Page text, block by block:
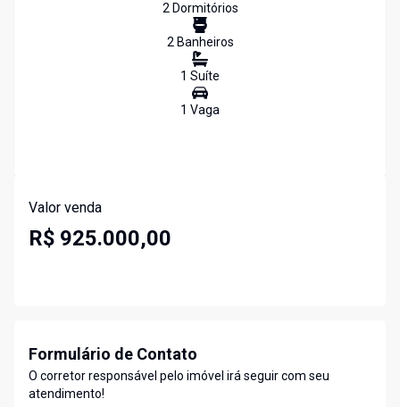
2Dormitórios
2Banheiros
1 Suíte
1 Vaga
Valor venda
R$ 925.000,00
Formulário de Contato
O corretor responsável pelo imóvel irá seguir com seu
atendimento!